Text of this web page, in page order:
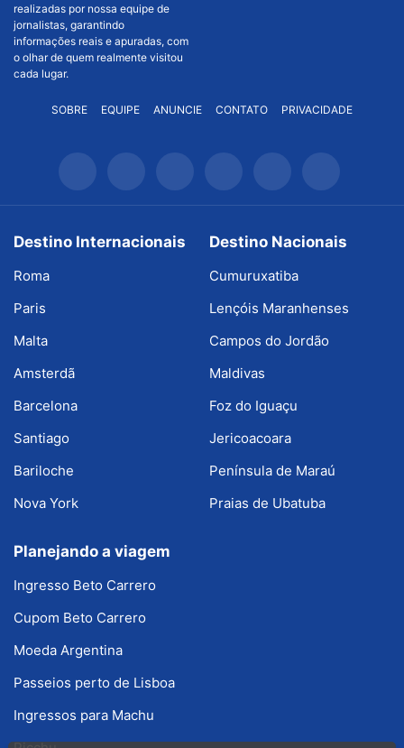
realizadas por nossa equipe de
jornalistas, garantindo
informações reais e apuradas, com
o olhar de quem realmente visitou
cada lugar.
SOBRE EQUIPE ANUNCIE CONTATO PRIVACIDADE
Destino Internacionais
Roma
Paris
Malta
Amsterdã
Barcelona
Santiago
Bariloche
Nova York
Destino Nacionais
Cumuruxatiba
Lençóis Maranhenses
Campos do Jordão
Maldivas
Foz do Iguaçu
Jericoacoara
Península de Maraú
Praias de Ubatuba
Planejando a viagem
Ingresso Beto Carrero
Cupom Beto Carrero
Moeda Argentina
Passeios perto de Lisboa
Ingressos para Machu